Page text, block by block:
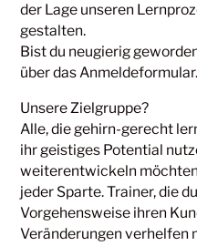
der Lage unseren
gestalten.
Bist du neugierig
über das Anmeldeformular.
Unsere Zielgruppe?
Alle, die gehirn-gerecht
ihr geistiges Potential
weiterentwickeln
jeder Sparte. Trainer, die
Vorgehensweise ihren
Veränderungen verhelfen